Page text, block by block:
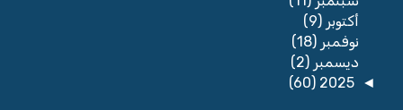
أكتوبر(9)
نوفمبر(18)
ديسمبر(2)
◄
2025
(60)